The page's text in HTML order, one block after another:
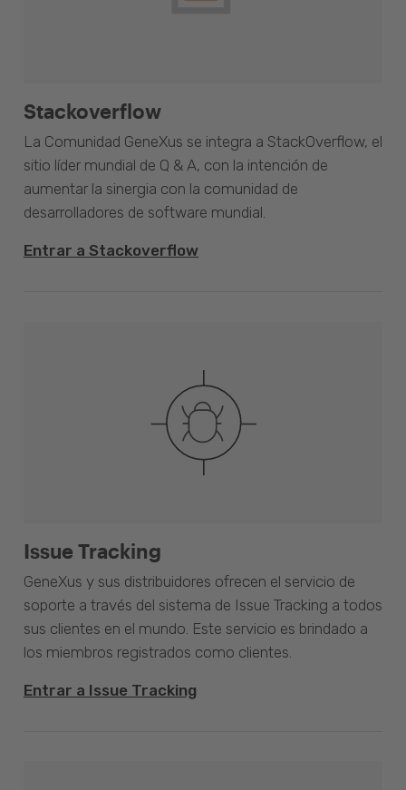
Stackoverflow
La Comunidad GeneXus se integra a StackOverflow, el
sitio líder mundial de Q & A, con la intención de
aumentar la sinergia con la comunidad de
desarrolladores de software mundial.
Entrar a Stackoverflow
Issue Tracking
GeneXus y sus distribuidores ofrecen el servicio de
soporte a través del sistema de Issue Tracking a todos
sus clientes en el mundo. Este servicio es brindado a
los miembros registrados como clientes.
Entrar a Issue Tracking